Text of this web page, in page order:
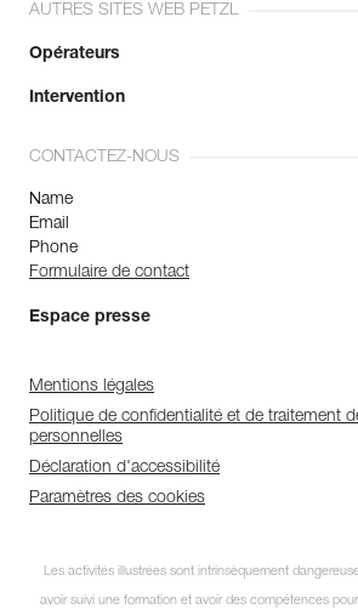
AUTRES SITES WEB PETZL
Opérateurs
Intervention
CONTACTEZ-NOUS
Name
Email
Phone
Formulaire de contact
Espace presse
Mentions légales
Politique de confidentialité et de traitement
personnelles
Déclaration d'accessibilité
Paramètres des cookies
Les activités illustrées sont intrinsèquement
avoir suivi une formation et avoir des compétences